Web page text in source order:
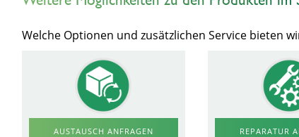
Welche Optionen und zusätzlichen Service bieten
AUSTAUSCH ANFRAGEN REPARATUR